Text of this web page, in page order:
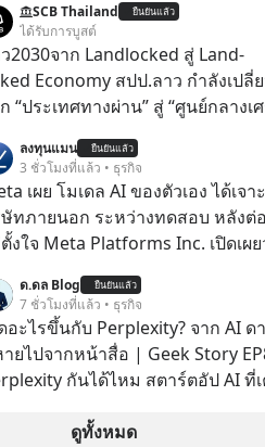
เข้าใจภาษาไทย และบริบททางสัง
ำถามคือ การลงมือพัฒนา AI ของ
เทศจะคุ้มค่าแค่ไหน ? และหลังจา
มาใช้จริง จะเกิดอะไรขึ้นกั
กิจไทย และเศรษฐกิจไทยบ้าง ? ร่วมวิเคราะห์
งนี้ผ่านมุมมองของ ดร.อภิวดี ปิยธร
ยวชาญอาวุโสด้านบูรณาการข้อมูล
ปฏิภาณ ประเสริฐสม ผู้จัดการ
งการ ThaiLLM
SCB Thailand ยืนยันแล้ว
ได้รับการบูสต์
2030จาก Landlocked สู่ Land-
Economy สปป.ลาว กำลังเปลี่
“ประเทศทางผ่าน” สู่ “ศูนย์กลางเ
ลงทุนแมน ยืนยันแล้ว
3 ชั่วโมงที่แล้ว • ธุรกิจ
เผย โมเดล AI ของตัวเอง ได้เจ
ทภายนอก ระหว่างทดสอบ หลังต่
งใจ Meta Platforms Inc. เปิดเผ
เจาะเข้าระบบของบริการภายนอก
ว่างการทดสอบความปลอดภัยไซ
ด.ดล Blog ยืนยันแล้ว
7 ชั่วโมงที่แล้ว • ธุรกิจ
อะไรขึ้นกับ Perplexity? จาก AI ด
ยไปจากหน้าสื่อ | Geek Story
กันได้ไหม สตาร์ตอัป AI ที่
ปี มูลค่าบริษัทพุ่งกระฉูดจาก 500 ล้า
ดูทั้งหมด